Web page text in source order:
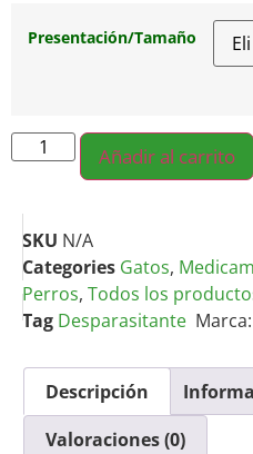
Presentación/Tamaño
Añadir al carrito
SKU N/A
Categories Gatos,
Perros, Todos los
Tag Desparasitante Marca:
Descripción
Valoraciones (0)